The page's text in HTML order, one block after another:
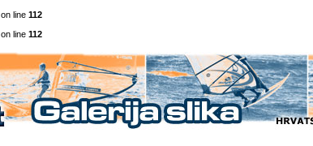
on line 112
on line 112